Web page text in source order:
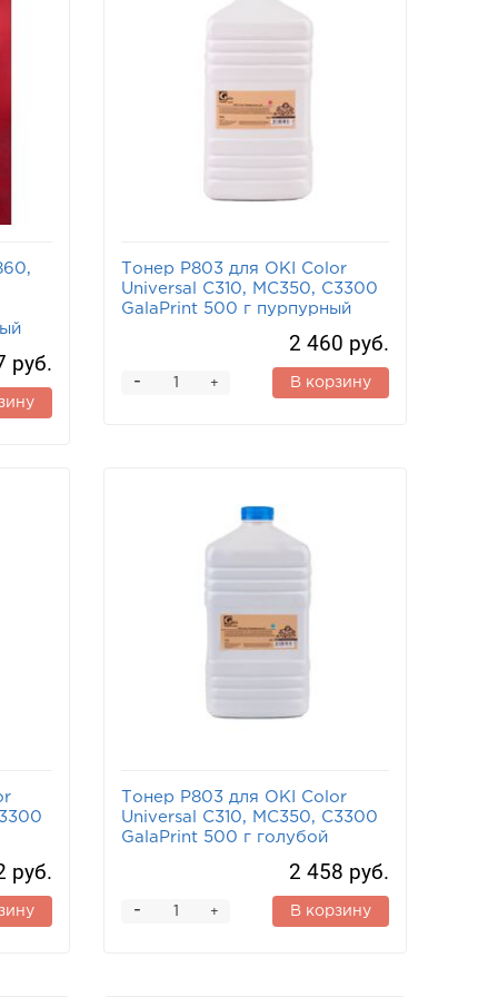
руб.
Тонер P803 для OKI Color
Universal C310, MC350, C3300
GalaPrint 500 г пурпурный
2 460 руб.
+
- В корзину
руб.
Тонер P803 для OKI Color
Universal C310, MC350, C3300
GalaPrint 500 г голубой
2 458 руб.
+
- В корзину